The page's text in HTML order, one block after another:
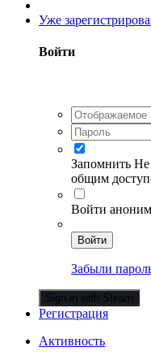
Уже
Войти
Запомнить Не
общим
Войти
Войти
Забыли
Sign in with Steam
Регистрация
Активность